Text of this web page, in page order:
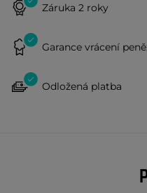
Záruka 2 roky
Garance vrácení
Odložená platba